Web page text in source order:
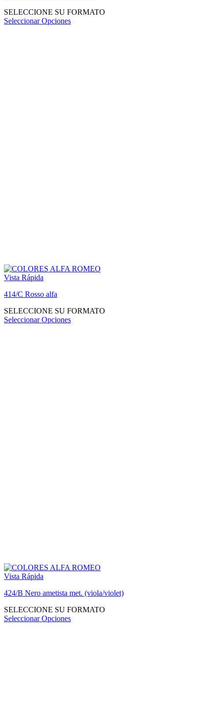
SELECCIONE SU FORMATO
Seleccionar Opciones
Vista Rápida
414/C Rosso alfa
SELECCIONE SU FORMATO
Seleccionar Opciones
Vista Rápida
424/B Nero ametista met. (viola/violet)
SELECCIONE SU FORMATO
Seleccionar Opciones